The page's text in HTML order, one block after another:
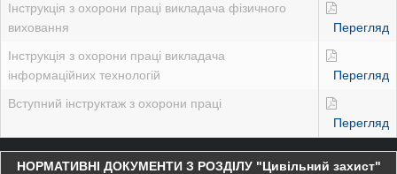
Інструкція з охорони праці викладача фізичного
виховання
Перегляд
Інструкція з охорони праці викладача
інформаційних технологій
Перегляд
Вступний інструктаж з охорони праці
Перегляд
НОРМАТИВНІ ДОКУМЕНТИ З РОЗДІЛУ "Цивільний захист"